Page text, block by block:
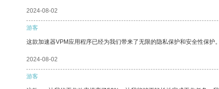
2024-08-02
游客
这款加速器VPM应用程序已经为我们带来了无限的隐私保护和安全性保护
2024-08-02
游客